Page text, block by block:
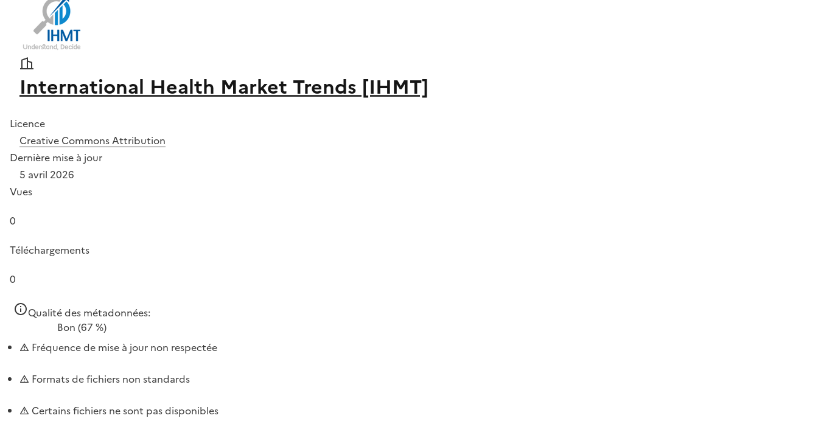
International Health Market Trends [IHMT]
Licence
Creative Commons Attribution
Dernière mise à jour
5 avril 2026
Vues
0
Téléchargements
0
Qualité des métadonnées:
Bon (67 %)
Fréquence de mise à jour non respectée
Formats de fichiers non standards
Certains fichiers ne sont pas disponibles